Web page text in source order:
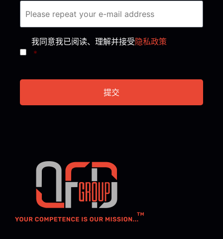
Consent *
我同意我已阅读、理解并接受隐私政策
*